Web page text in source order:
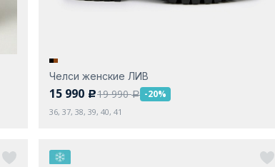
Челси женские ЛИВ
15 990 c19 990a -20%
36, 37, 38, 39, 40, 41